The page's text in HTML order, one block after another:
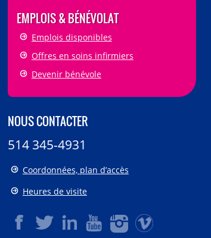
EMPLOIS & BÉNÉVOLAT
Emplois disponibles
Offres en soins infirmiers
Devenir bénévole
NOUS CONTACTER
514 345-4931
Coordonnées, plan d’accès
Heures de visite